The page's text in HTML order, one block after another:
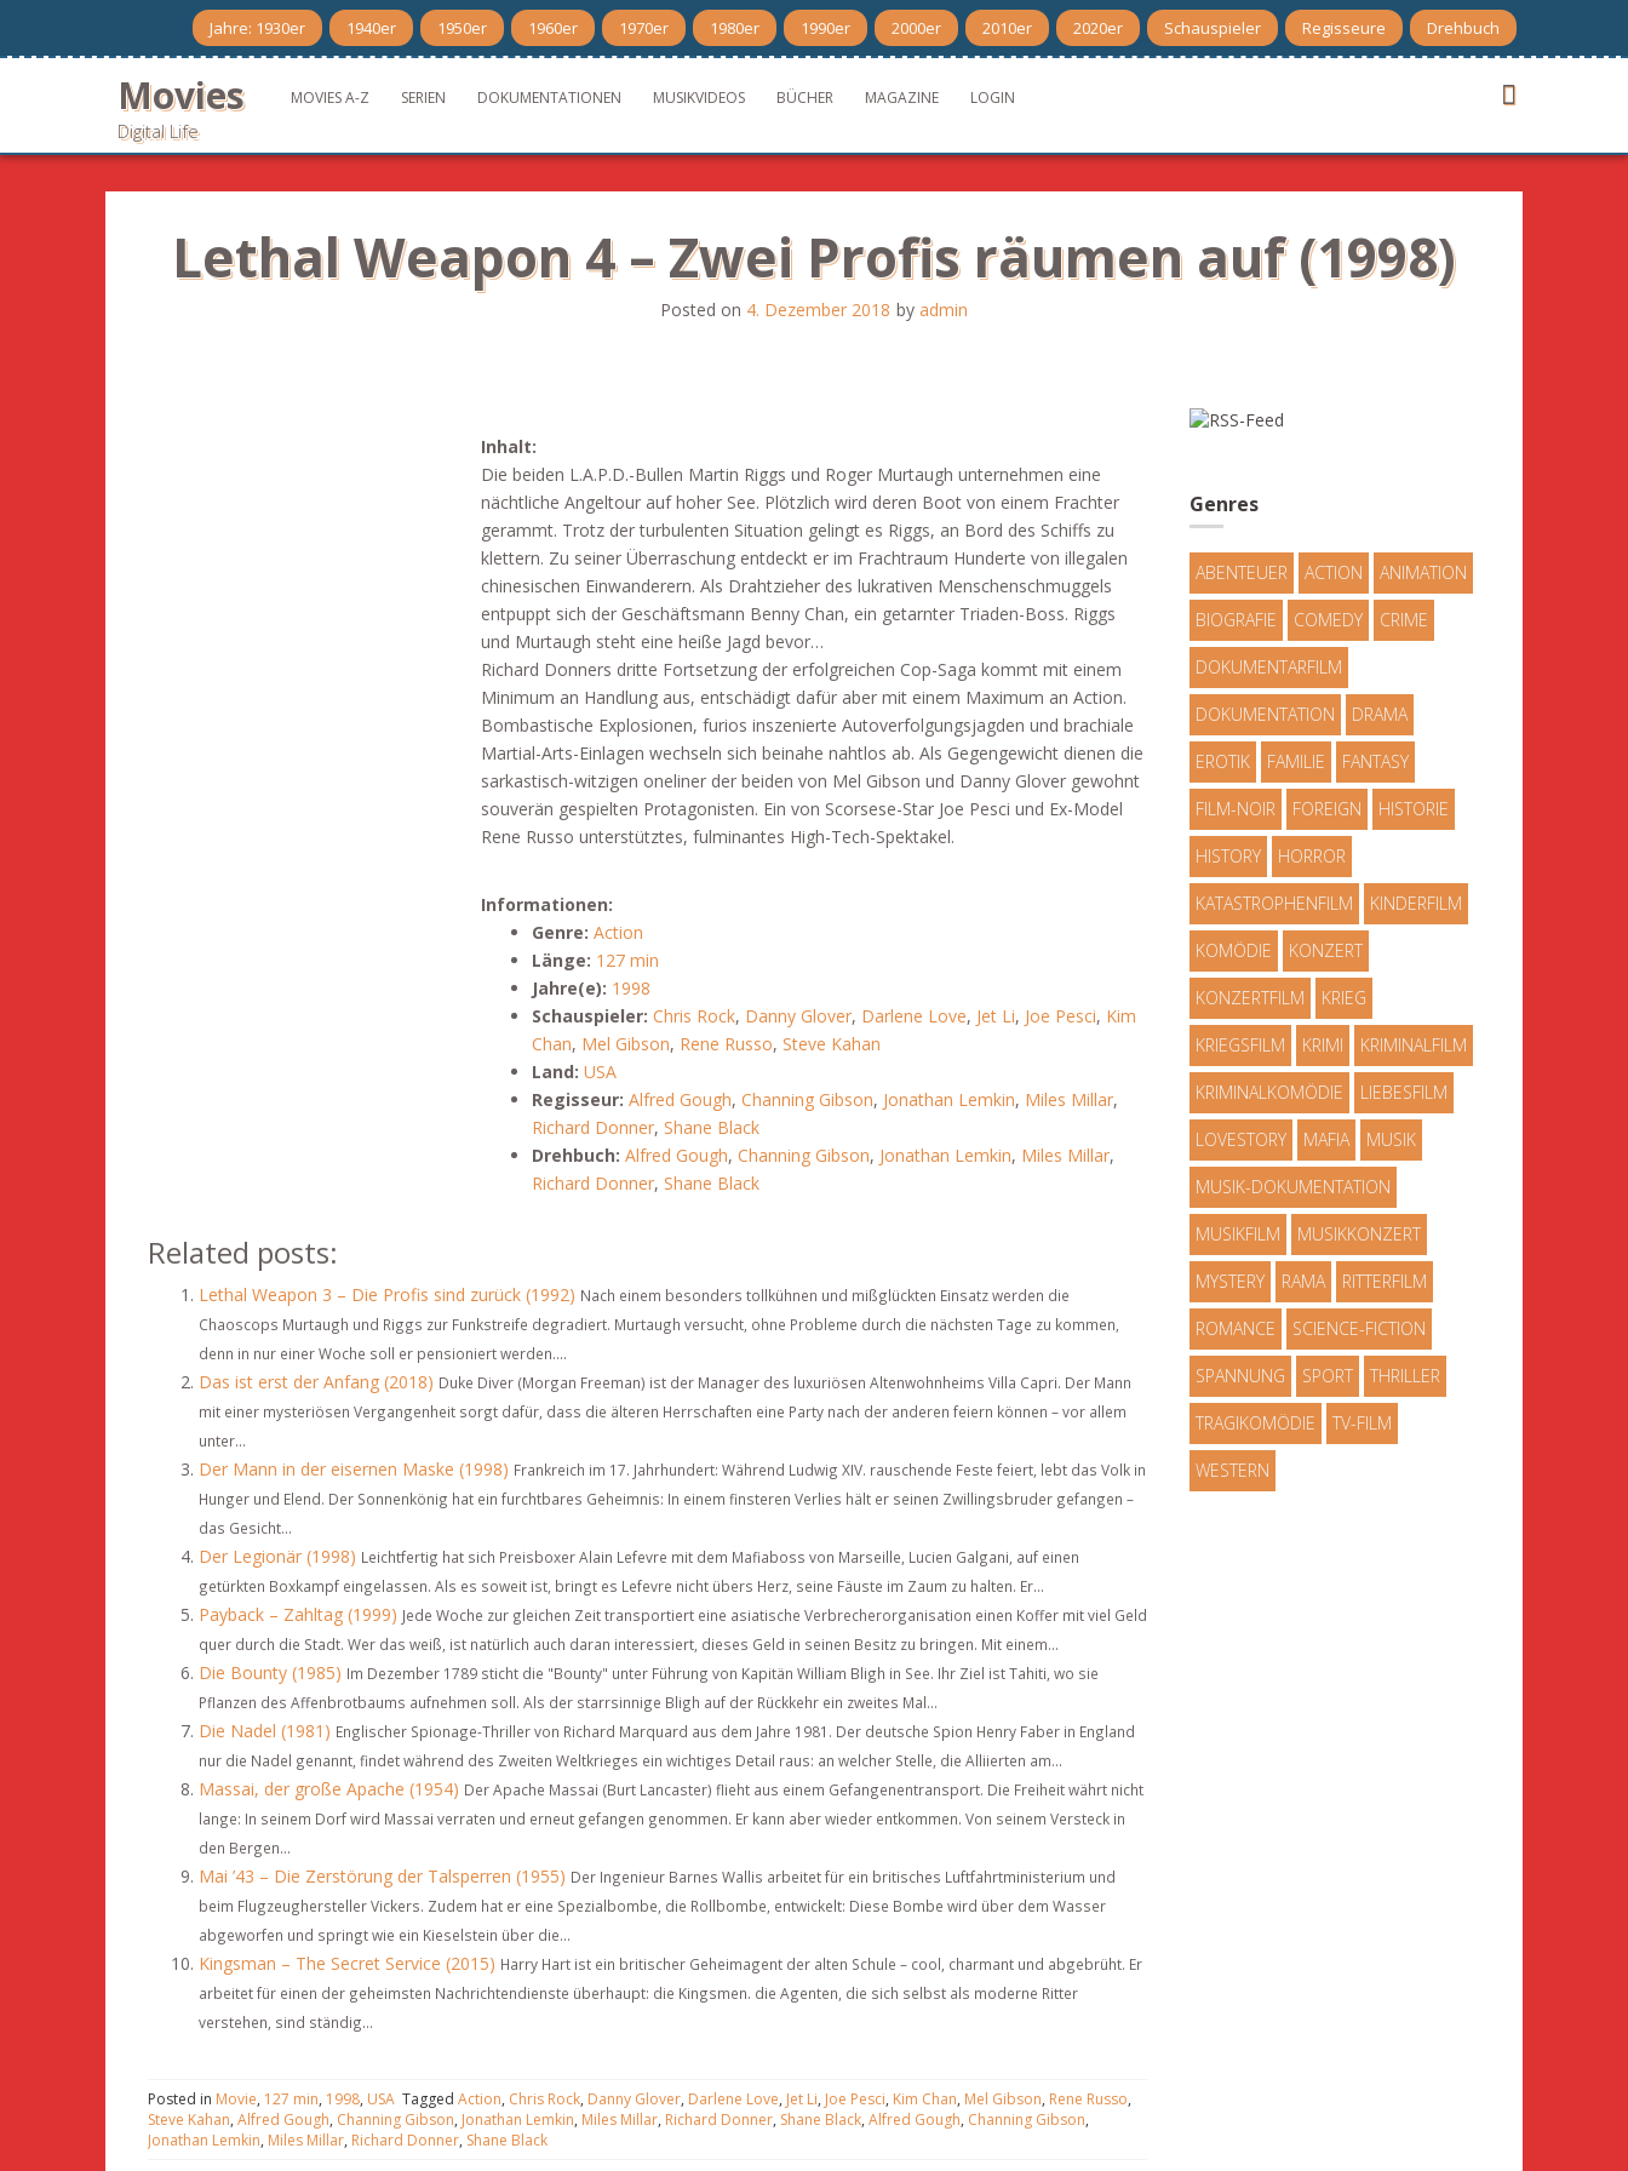
content
Jahre: 1930er 1940er 1950er 1960er 1970er 1980er 1990er 2000er 2010er 2020er Schauspieler Regisseure Drehbuch
Movies
Digital Life
MOVIES A-Z SERIEN DOKUMENTATIONEN MUSIKVIDEOS BÜCHER MAGAZINE LOGIN
Lethal Weapon 4 – Zwei Profis räumen auf (1998)
Posted on 4. Dezember 2018 by admin
Inhalt:
Die beiden L.A.P.D.-Bullen Martin Riggs und Roger Murtaugh unternehmen eine
nächtliche Angeltour auf hoher See. Plötzlich wird deren Boot von einem Frachter
gerammt. Trotz der turbulenten Situation gelingt es Riggs, an Bord des Schiffs zu
klettern. Zu seiner Überraschung entdeckt er im Frachtraum Hunderte von illegalen
chinesischen Einwanderern. Als Drahtzieher des lukrativen Menschenschmuggels
entpuppt sich der Geschäftsmann Benny Chan, ein getarnter Triaden-Boss. Riggs
und Murtaugh steht eine heiße Jagd bevor…
Richard Donners dritte Fortsetzung der erfolgreichen Cop-Saga kommt mit einem
Minimum an Handlung aus, entschädigt dafür aber mit einem Maximum an Action.
Bombastische Explosionen, furios inszenierte Autoverfolgungsjagden und brachiale
Martial-Arts-Einlagen wechseln sich beinahe nahtlos ab. Als Gegengewicht dienen die
sarkastisch-witzigen oneliner der beiden von Mel Gibson und Danny Glover gewohnt
souverän gespielten Protagonisten. Ein von Scorsese-Star Joe Pesci und Ex-Model
Rene Russo unterstütztes, fulminantes High-Tech-Spektakel.
Informationen:
Genre: Action
Länge: 127 min
Jahre(e): 1998
Schauspieler: Chris Rock, Danny Glover, Darlene Love, Jet Li, Joe Pesci, Kim
Chan, Mel Gibson, Rene Russo, Steve Kahan
Land: USA
Regisseur: Alfred Gough, Channing Gibson, Jonathan Lemkin, Miles Millar,
Richard Donner, Shane Black
Drehbuch: Alfred Gough, Channing Gibson, Jonathan Lemkin, Miles Millar,
Richard Donner, Shane Black
Related posts:
Lethal Weapon 3 – Die Profis sind zurück (1992) Nach einem besonders tollkühnen und mißglückten Einsatz werden die
Chaoscops Murtaugh und Riggs zur Funkstreife degradiert. Murtaugh versucht, ohne Probleme durch die nächsten Tage zu kommen,
denn in nur einer Woche soll er pensioniert werden....
Das ist erst der Anfang (2018) Duke Diver (Morgan Freeman) ist der Manager des luxuriösen Altenwohnheims Villa Capri. Der Mann
mit einer mysteriösen Vergangenheit sorgt dafür, dass die älteren Herrschaften eine Party nach der anderen feiern können – vor allem
unter...
Der Mann in der eisernen Maske (1998) Frankreich im 17. Jahrhundert: Während Ludwig XIV. rauschende Feste feiert, lebt das Volk in
Hunger und Elend. Der Sonnenkönig hat ein furchtbares Geheimnis: In einem finsteren Verlies hält er seinen Zwillingsbruder gefangen –
das Gesicht...
Der Legionär (1998) Leichtfertig hat sich Preisboxer Alain Lefevre mit dem Mafiaboss von Marseille, Lucien Galgani, auf einen
getürkten Boxkampf eingelassen. Als es soweit ist, bringt es Lefevre nicht übers Herz, seine Fäuste im Zaum zu halten. Er...
Payback – Zahltag (1999) Jede Woche zur gleichen Zeit transportiert eine asiatische Verbrecherorganisation einen Koffer mit viel Geld
quer durch die Stadt. Wer das weiß, ist natürlich auch daran interessiert, dieses Geld in seinen Besitz zu bringen. Mit einem...
Die Bounty (1985) Im Dezember 1789 sticht die "Bounty" unter Führung von Kapitän William Bligh in See. Ihr Ziel ist Tahiti, wo sie
Pflanzen des Affenbrotbaums aufnehmen soll. Als der starrsinnige Bligh auf der Rückkehr ein zweites Mal...
Die Nadel (1981) Englischer Spionage-Thriller von Richard Marquard aus dem Jahre 1981. Der deutsche Spion Henry Faber in England
nur die Nadel genannt, findet während des Zweiten Weltkrieges ein wichtiges Detail raus: an welcher Stelle, die Alliierten am...
Massai, der große Apache (1954) Der Apache Massai (Burt Lancaster) flieht aus einem Gefangenentransport. Die Freiheit währt nicht
lange: In seinem Dorf wird Massai verraten und erneut gefangen genommen. Er kann aber wieder entkommen. Von seinem Versteck in
den Bergen...
Mai ’43 – Die Zerstörung der Talsperren (1955) Der Ingenieur Barnes Wallis arbeitet für ein britisches Luftfahrtministerium und
beim Flugzeughersteller Vickers. Zudem hat er eine Spezialbombe, die Rollbombe, entwickelt: Diese Bombe wird über dem Wasser
abgeworfen und springt wie ein Kieselstein über die...
Kingsman – The Secret Service (2015) Harry Hart ist ein britischer Geheimagent der alten Schule – cool, charmant und abgebrüht. Er
arbeitet für einen der geheimsten Nachrichtendienste überhaupt: die Kingsmen. die Agenten, die sich selbst als moderne Ritter
verstehen, sind ständig...
Posted in Movie, 127 min, 1998, USA Tagged Action, Chris Rock, Danny Glover, Darlene Love, Jet Li, Joe Pesci, Kim Chan, Mel Gibson, Rene Russo,
Steve Kahan, Alfred Gough, Channing Gibson, Jonathan Lemkin, Miles Millar, Richard Donner, Shane Black, Alfred Gough, Channing Gibson,
Jonathan Lemkin, Miles Millar, Richard Donner, Shane Black
Genres
ABENTEUER ACTION ANIMATION
BIOGRAFIE COMEDY CRIME
DOKUMENTARFILM
DOKUMENTATION DRAMA
EROTIK FAMILIE FANTASY
FILM-NOIR FOREIGN HISTORIE
HISTORY HORROR
KATASTROPHENFILM KINDERFILM
KOMÖDIE KONZERT
KONZERTFILM KRIEG
KRIEGSFILM KRIMI KRIMINALFILM
KRIMINALKOMÖDIE LIEBESFILM
LOVESTORY MAFIA MUSIK
MUSIK-DOKUMENTATION
MUSIKFILM MUSIKKONZERT
MYSTERY RAMA RITTERFILM
ROMANCE SCIENCE-FICTION
SPANNUNG SPORT THRILLER
TRAGIKOMÖDIE TV-FILM
WESTERN